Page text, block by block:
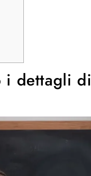
i dettagli di